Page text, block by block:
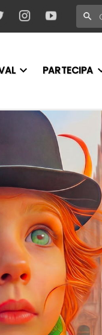
PARTECIPA